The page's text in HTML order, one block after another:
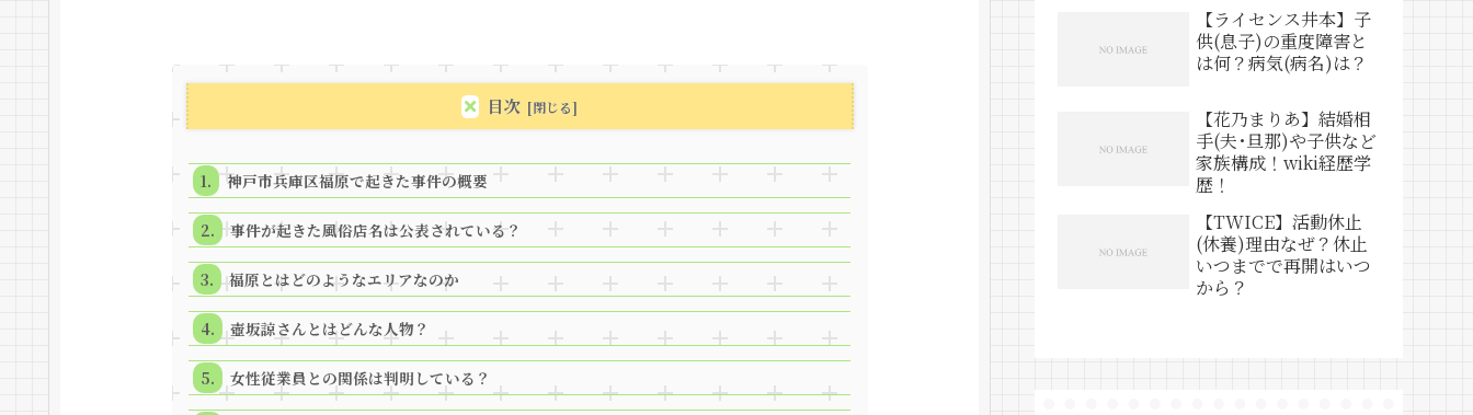
目次
神戸市兵庫区福原で起きた事件の概要
事件が起きた風俗店名は公表されている？
福原とはどのようなエリアなのか
壺坂諒さんとはどんな人物？
女性従業員との関係は判明している？
【ライセンス井本】子
供(息子)の重度障害と
は何？病気(病名)は？
【花乃まりあ】結婚相
手(夫･旦那)や子供など
家族構成！wiki経歴学
歴！
【TWICE】活動休止
(休養)理由なぜ？休止
いつまでで再開はいつ
から？